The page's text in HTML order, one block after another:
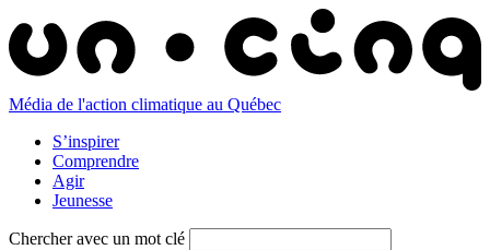
Média de l'action climatique au Québec
S’inspirer
Comprendre
Agir
Jeunesse
Chercher avec un mot clé